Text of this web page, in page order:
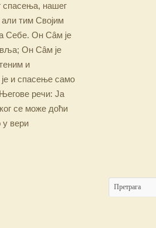
спасења, нашег
тим Својим
Себе. Он Сâм је
Он Сâм је
и
и спасење само
речи: Ја
се може доћи
вери